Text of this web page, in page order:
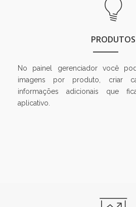
PRODUTOS
No painel gerenciador você
imagens por produto, criar
informações adicionais que
aplicativo.